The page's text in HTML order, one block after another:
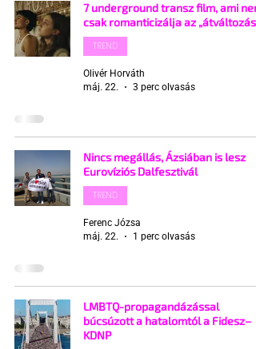
7 underground transz film, ami nem
csak romanticizálja az
TREND
Olivér Horváth
máj. 22.
3 perc olvasás
Nincs megállás, Ázsiában is lesz
Eurovíziós Dalfesztivál
TREND
Ferenc Józsa
máj. 22.
1 perc olvasás
LMBTQ-propagandázással
búcsúzott a hatalomtól a Fidesz–
KDNP